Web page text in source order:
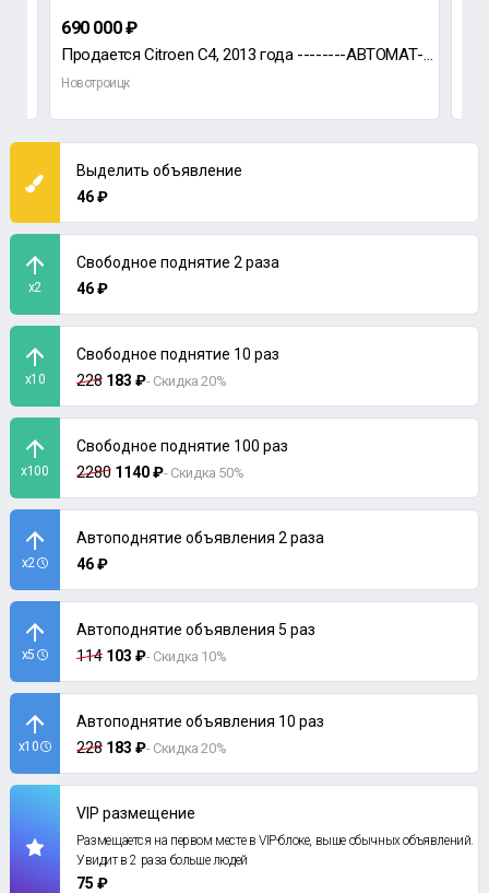
690 000 ₽
Пpoдается Citroen C4, 2013 года --------АВТОМАТ------- первая регистрация автомобиля 03.2014 года
Новотроицк
Выделить объявление
46 ₽
x2
Свободное поднятие 2 раза
46 ₽
x10
Свободное поднятие 10 раз
228 183 ₽- Скидка 20%
x100
Свободное поднятие 100 раз
2280 1140 ₽- Скидка 50%
x2
Автоподнятие объявления 2 раза
46 ₽
x5
Автоподнятие объявления 5 раз
114 103 ₽- Скидка 10%
x10
Автоподнятие объявления 10 раз
228 183 ₽- Скидка 20%
VIP размещение
Размещается на первом месте в VIP-блоке, выше обычных объявлений.
Увидит в 2 раза больше людей
75 ₽